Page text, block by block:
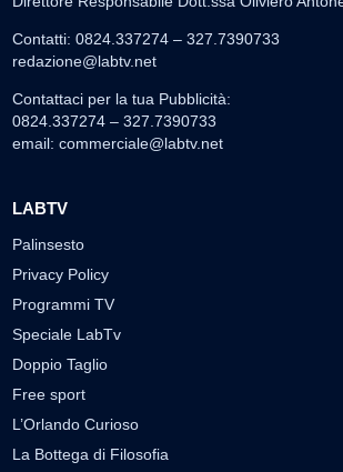
Contatti: 0824.337274 – 327.7390733
redazione@labtv.net
Contattaci per la tua Pubblicità:
0824.337274 – 327.7390733
email: commerciale@labtv.net
LABTV
Palinsesto
Privacy Policy
Programmi TV
Speciale LabTv
Doppio Taglio
Free sport
L’Orlando Curioso
La Bottega di Filosofia